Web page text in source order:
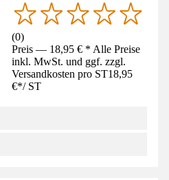
(0)
Preis — 18,95 € * Alle Preise
inkl. MwSt. und ggf. zzgl.
Versandkosten pro ST18,95
€*/ ST